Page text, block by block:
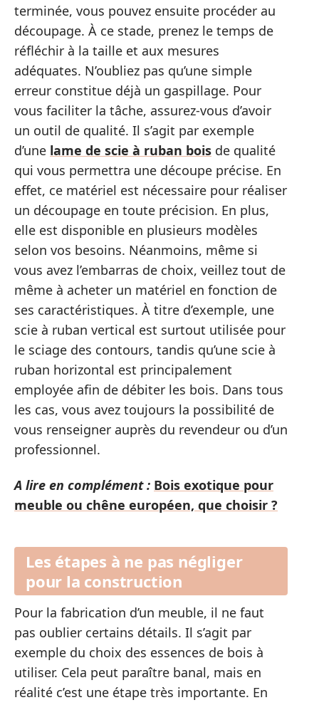
terminée, vous pouvez ensuite procéder au
découpage. À ce stade, prenez le temps de
réfléchir à la taille et aux mesures
adéquates. N’oubliez pas qu’une simple
erreur constitue déjà un gaspillage. Pour
vous faciliter la tâche, assurez-vous d’avoir
un outil de qualité. Il s’agit par exemple
d’une lame de scie à ruban bois de qualité
qui vous permettra une découpe précise. En
effet, ce matériel est nécessaire pour réaliser
un découpage en toute précision. En plus,
elle est disponible en plusieurs modèles
selon vos besoins. Néanmoins, même si
vous avez l’embarras de choix, veillez tout de
même à acheter un matériel en fonction de
ses caractéristiques. À titre d’exemple, une
scie à ruban vertical est surtout utilisée pour
le sciage des contours, tandis qu’une scie à
ruban horizontal est principalement
employée afin de débiter les bois. Dans tous
les cas, vous avez toujours la possibilité de
vous renseigner auprès du revendeur ou d’un
professionnel.
A lire en complément : Bois exotique pour
meuble ou chêne européen, que choisir ?
Les étapes à ne pas négliger
pour la construction
Pour la fabrication d’un meuble, il ne faut
pas oublier certains détails. Il s’agit par
exemple du choix des essences de bois à
utiliser. Cela peut paraître banal, mais en
réalité c’est une étape très importante. En